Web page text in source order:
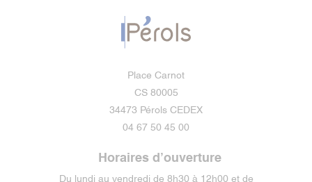
Place Carnot
CS 80005
34473 Pérols CEDEX
04 67 50 45 00
Horaires d’ouverture
Du lundi au vendredi de 8h30 à 12h00 et de